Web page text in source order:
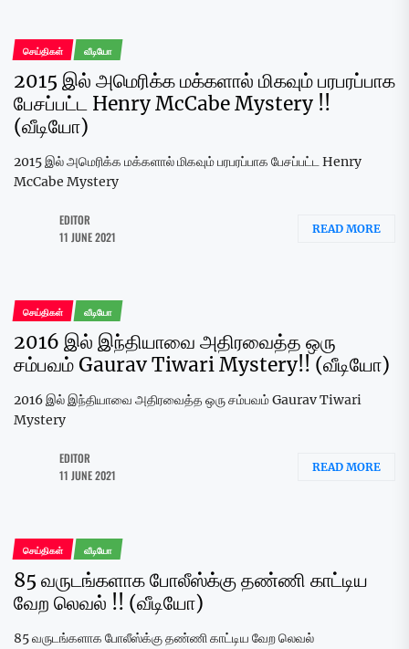
செய்திகள் வீடியோ
2015 இல் அமெரிக்க மக்களால் மிகவும் பரபரப்பாக
பேசப்பட்ட Henry McCabe Mystery !!
(வீடியோ)
2015 இல் அமெரிக்க மக்களால் மிகவும் பரபரப்பாக பேசப்பட்ட Henry
McCabe Mystery
EDITOR
11 JUNE 2021
READ MORE
செய்திகள் வீடியோ
2016 இல் இந்தியாவை அதிரவைத்த ஒரு
சம்பவம் Gaurav Tiwari Mystery!! (வீடியோ)
2016 இல் இந்தியாவை அதிரவைத்த ஒரு சம்பவம் Gaurav Tiwari
Mystery
EDITOR
11 JUNE 2021
READ MORE
செய்திகள் வீடியோ
85 வருடங்களாக போலீஸ்க்கு தண்ணி காட்டிய
வேற லெவல் !! (வீடியோ)
85 வருடங்களாக போலீஸ்க்கு தண்ணி காட்டிய வேற லெவல்